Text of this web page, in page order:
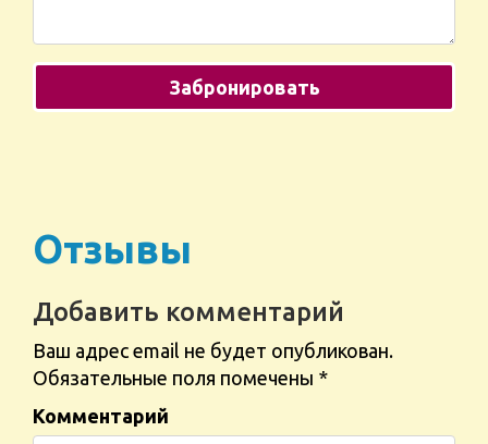
Отзывы
Добавить комментарий
Ваш адрес email не будет опубликован.
Обязательные поля помечены *
Комментарий